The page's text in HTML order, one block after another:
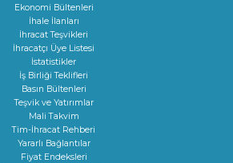
Ekonomi Bültenleri
İhale İlanları
İhracat Teşvikleri
İhracatçı Üye Listesi
İstatistikler
İş Birliği Teklifleri
Basın Bültenleri
Teşvik ve Yatırımlar
Mali Takvim
Tim-İhracat Rehberi
Yararlı Bağlantılar
Fiyat Endeksleri